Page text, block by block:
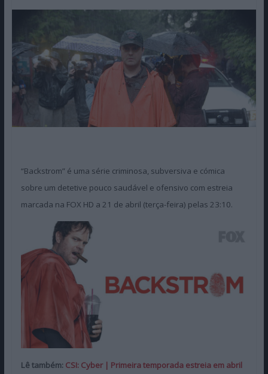
“Backstrom” é uma série criminosa, subversiva e cómica
sobre um detetive pouco saudável e ofensivo com estreia
marcada na FOX HD a 21 de abril (terça-feira) pelas 23:10.
Lê também: CSI: Cyber | Primeira temporada estreia em abril